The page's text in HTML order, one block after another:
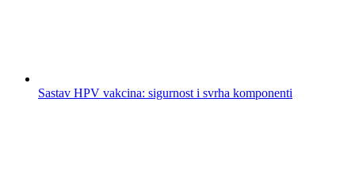
Sastav HPV vakcina: sigurnost i svrha komponenti